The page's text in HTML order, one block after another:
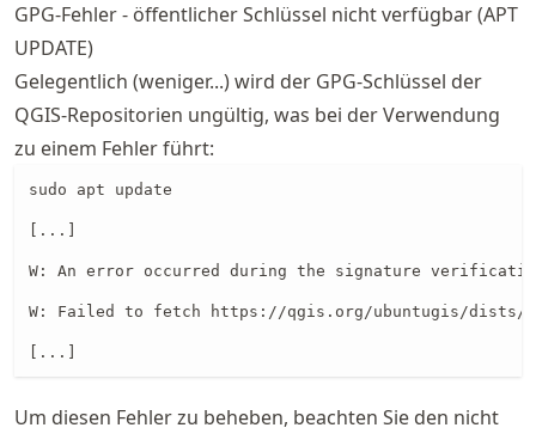
GPG-Fehler - öffentlicher Schlüssel nicht verfügbar (APT
UPDATE)
Gelegentlich (weniger...) wird der GPG-Schlüssel der
QGIS-Repositorien ungültig, was bei der Verwendung
zu einem Fehler führt:
sudo apt update
[...]
W: An error occurred during the signature
W: Failed to fetch https://qgis.org/ubuntugis/dists/
[...]
Um diesen Fehler zu beheben, beachten Sie den nicht